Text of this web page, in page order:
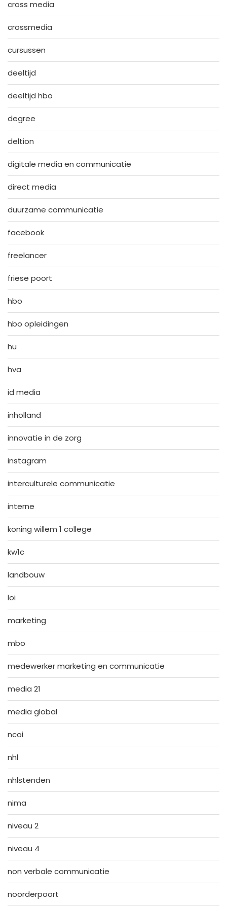
cross media
crossmedia
cursussen
deeltijd
deeltijd hbo
degree
deltion
digitale media en communicatie
direct media
duurzame communicatie
facebook
freelancer
friese poort
hbo
hbo opleidingen
hu
hva
id media
inholland
innovatie in de zorg
instagram
interculturele communicatie
interne
koning willem 1 college
kw1c
landbouw
loi
marketing
mbo
medewerker marketing en communicatie
media 21
media global
ncoi
nhl
nhlstenden
nima
niveau 2
niveau 4
non verbale communicatie
noorderpoort